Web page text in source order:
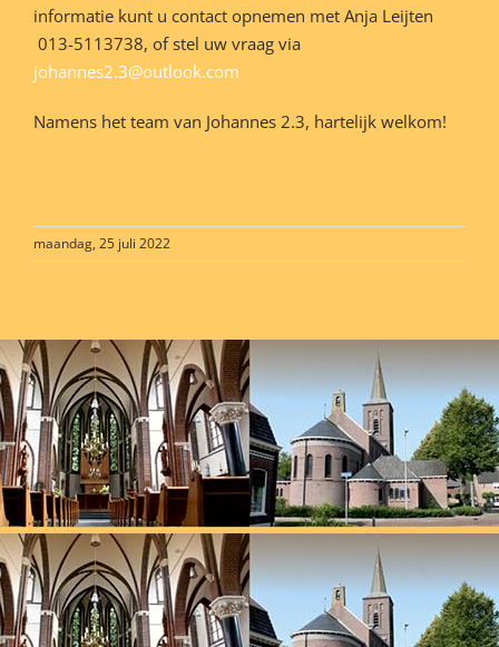
informatie kunt u contact opnemen met Anja Leijten
013-5113738, of stel uw vraag via
johannes2.3@outlook.com
Namens het team van Johannes 2.3, hartelijk welkom!
maandag, 25 juli 2022